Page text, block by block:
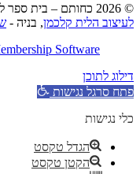
© 2026 כחותם – בית ספר להכשרת יועצים ביוגרפים. עיצוב -
לעיצוב הלית קלכמן, בניה -
Software
דילוג לתוכן
פתח סרגל נגישות
כלי נגישות
הגדל טקסט
הקטן טקסט